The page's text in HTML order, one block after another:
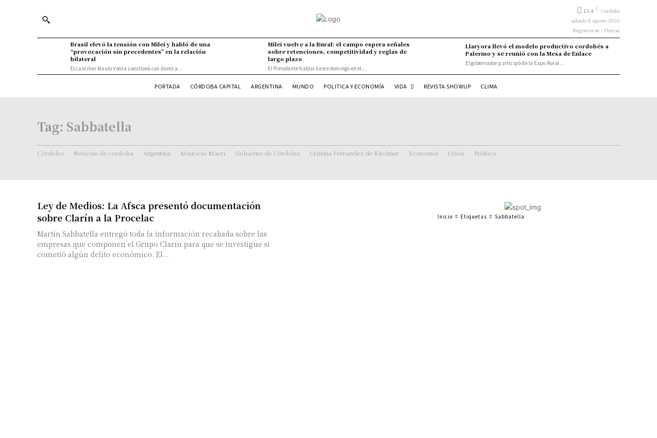
13.4 C Córdoba
sábado 8 agosto 2026
Registrarse / Unirse
Brasil elevó la tensión con Milei y habló de una
“provocación sin precedentes” en la relación
bilateral
El canciller Mauro Vieira cuestionó con dureza...
Milei vuelve a la Rural: el campo espera señales
sobre retenciones, competitividad y reglas de
largo plazo
El Presidente hablará este domingo en el...
Llaryora llevó el modelo productivo cordobés a
Palermo y se reunió con la Mesa de Enlace
El gobernador participó de la Expo Rural...
PORTADA CÓRDOBA CAPITAL ARGENTINA MUNDO POLITICA Y ECONOMÍA VIDA REVISTA SHOWUP CLIMA
Tag: Sabbatella
Córdoba Noticias de cordoba Argentina Mauricio Macri Gobierno de Córdoba Cristina Fernandez de Kirchner Economía Crisis Politica
Ley de Medios: La Afsca presentó documentación
sobre Clarín a la Procelac
Martín Sabbatella entregó toda la información recabada sobre las
empresas que componen el Grupo Clarín para que se investigue si
cometió algún delito económico. El...
Inicio Etiquetas Sabbatella